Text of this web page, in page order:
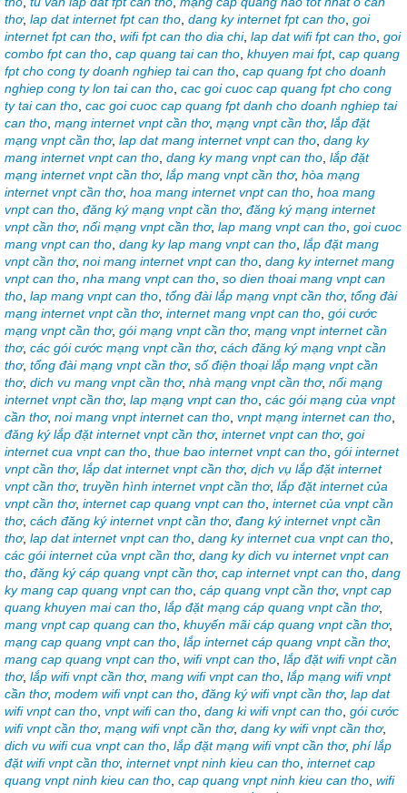
thơ, lap dat internet fpt can tho dang ky internet fpt can tho goi
internet fpt can tho wifi fpt can tho dia chi, lap dat wifi fpt can tho goi
combo fpt can tho cap quang tai can tho khuyen mai fpt, cap quang
fpt cho cong ty doanh nghiep tai can tho cap quang fpt cho doanh
nghiep cong ty lon tai can tho cac goi cuoc cap quang fpt cho cong
ty tai can tho cac goi cuoc cap quang fpt danh cho doanh nghiep tai
can tho mạng internet vnpt cần thơ, mạng vnpt cần thơ, lắp đặt
mạng vnpt cần thơ, lap dat mang internet vnpt can tho dang ky
mang internet vnpt can tho dang ky mang vnpt can tho lắp đặt
mạng internet vnpt cần thơ, lắp mang vnpt cần thơ, hòa mạng
internet vnpt cần thơ, hoa mang internet vnpt can tho hoa mang
vnpt can tho đăng ký mạng vnpt cần thơ, đăng ký mạng internet
vnpt cần thơ, nối mạng vnpt cần thơ, lap mang vnpt can tho goi cuoc
mang vnpt can tho dang ky lap mang vnpt can tho lắp đặt mang
vnpt cần thơ, noi mang internet vnpt can tho dang ky internet mang
vnpt can tho nha mang vnpt can tho so dien thoai mang vnpt can
tho lap mang vnpt can tho tổng đài lắp mạng vnpt cần thơ, tổng đài
mạng internet vnpt cần thơ, internet mang vnpt can tho gói cước
mạng vnpt cần thơ, gói mạng vnpt cần thơ, mạng vnpt internet cần
thơ, các gói cước mạng vnpt cần thơ, cách đăng ký mạng vnpt cần
thơ, tổng đài mạng vnpt cần thơ, số điện thoại lắp mạng vnpt cần
thơ, dich vu mang vnpt cần thơ, nhà mạng vnpt cần thơ, nối mạng
internet vnpt cần thơ, lap mạng vnpt can tho các gói mạng của vnpt
cần thơ, noi mang vnpt internet can tho vnpt mạng internet can tho
đăng ký lắp đặt internet vnpt cần thơ, internet vnpt can thơ, goi
internet cua vnpt can tho thue bao internet vnpt can tho gói internet
vnpt cần thơ, lắp dat internet vnpt cần thơ, dịch vụ lắp đặt internet
vnpt cần thơ, truyền hình internet vnpt cần thơ, lắp đặt internet của
vnpt cần thơ, internet cap quang vnpt can tho internet của vnpt cần
thơ, cách đăng ký internet vnpt cần thơ, đang ký internet vnpt cần
thơ, lap dat internet vnpt can tho dang ky internet cua vnpt can tho
các gói internet của vnpt cần thơ, dang ky dich vu internet vnpt can
tho đăng ký cáp quang vnpt cần thơ, cap internet vnpt can tho dang
ky mang cap quang vnpt can tho cáp quang vnpt cần thơ, vnpt cap
quang khuyen mai can tho lắp đặt mạng cáp quang vnpt cần thơ,
mang vnpt cap quang can tho khuyến mãi cáp quang vnpt cần thơ,
mạng cap quang vnpt can tho lắp internet cáp quang vnpt cần thơ,
mang cap quang vnpt can tho wifi vnpt can tho lắp đặt wifi vnpt cần
thơ, lắp wifi vnpt cần thơ, mang wifi vnpt can tho lắp mạng wifi vnpt
cần thơ, modem wifi vnpt can tho đăng ký wifi vnpt cần thơ, lap dat
wifi vnpt can tho vnpt wifi can tho dang ki wifi vnpt can tho gói cước
wifi vnpt cần thơ, mạng wifi vnpt cần thơ, dang ky wifi vnpt cần thơ,
dich vu wifi cua vnpt can tho lắp đặt mạng wifi vnpt cần thơ, phí lắp
đặt wifi vnpt cần thơ, internet vnpt ninh kieu can tho internet cap
quang vnpt ninh kieu can tho cap quang vnpt ninh kieu can tho wifi